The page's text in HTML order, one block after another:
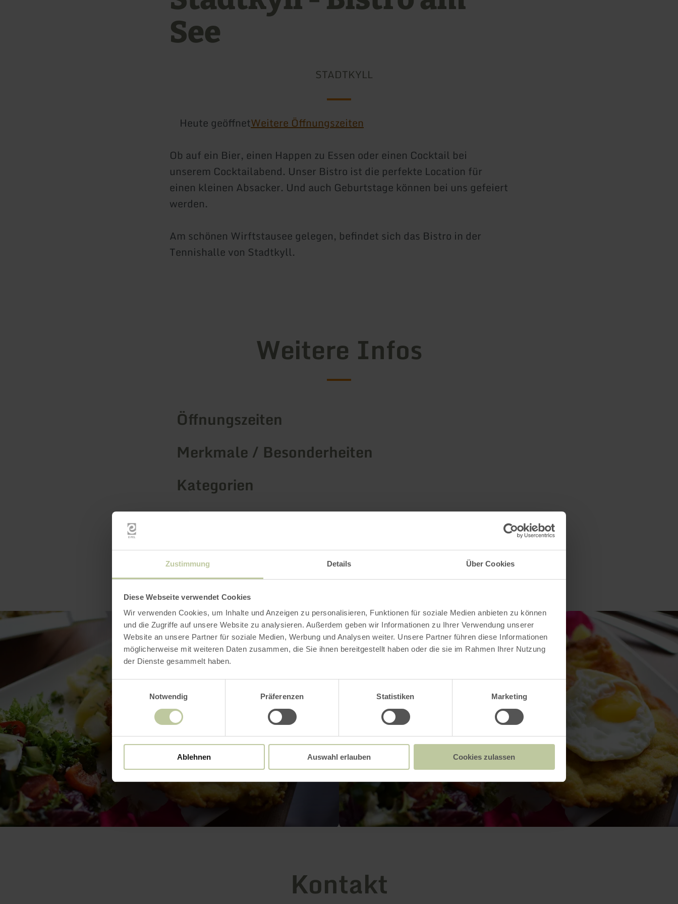
Zustimmung Details Über Cookies
Diese Webseite verwendet Cookies
Wir verwenden Cookies, um Inhalte und Anzeigen zu personalisieren, Funktionen für soziale Medien anbieten zu können
und die Zugriffe auf unsere Website zu analysieren. Außerdem geben wir Informationen zu Ihrer Verwendung unserer
Website an unsere Partner für soziale Medien, Werbung und Analysen weiter. Unsere Partner führen diese Informationen
möglicherweise mit weiteren Daten zusammen, die Sie ihnen bereitgestellt haben oder die sie im Rahmen Ihrer Nutzung
der Dienste gesammelt haben.
Notwendig
Präferenzen Statistiken Marketing
Ablehnen Auswahl erlauben Cookies zulassen
See
STADTKYLL
Heute geöffnetWeitere Öffnungszeiten
Ob auf ein Bier, einen Happen zu Essen oder einen Cocktail bei
unserem Cocktailabend. Unser Bistro ist die perfekte Location für
einen kleinen Absacker. Und auch Geburtstage können bei uns gefeiert
werden.
Am schönen Wirftstausee gelegen, befindet sich das Bistro in der
Tennishalle von Stadtkyll.
Weitere Infos
Öffnungszeiten
Merkmale / Besonderheiten
Kategorien
Impressionen
Kontakt